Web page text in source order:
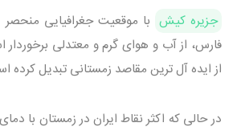
جزیره کیش با موقعیت جغرافیایی
فارس، از آب و هوای گرم و معتدلی
از ایده آل ترین مقاصد زمستانی تبدیل کرده
در حالی که اکثر نقاط ایران در زمستان با